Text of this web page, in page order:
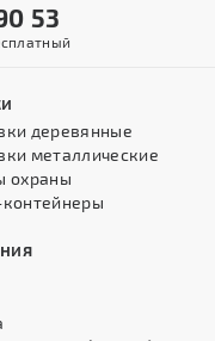
53
деревянные
металлические
охраны